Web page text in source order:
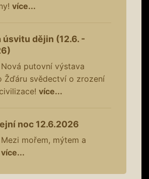
více...
úsvitu dějin (12.6. -
Nová putovní výstava
Žďáru svědectví o zrození
více...
noc 12.6.2026
Mezi mořem, mýtem a
více...